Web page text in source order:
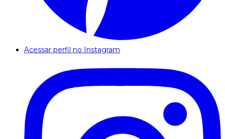
Acessar perfil no Instagram